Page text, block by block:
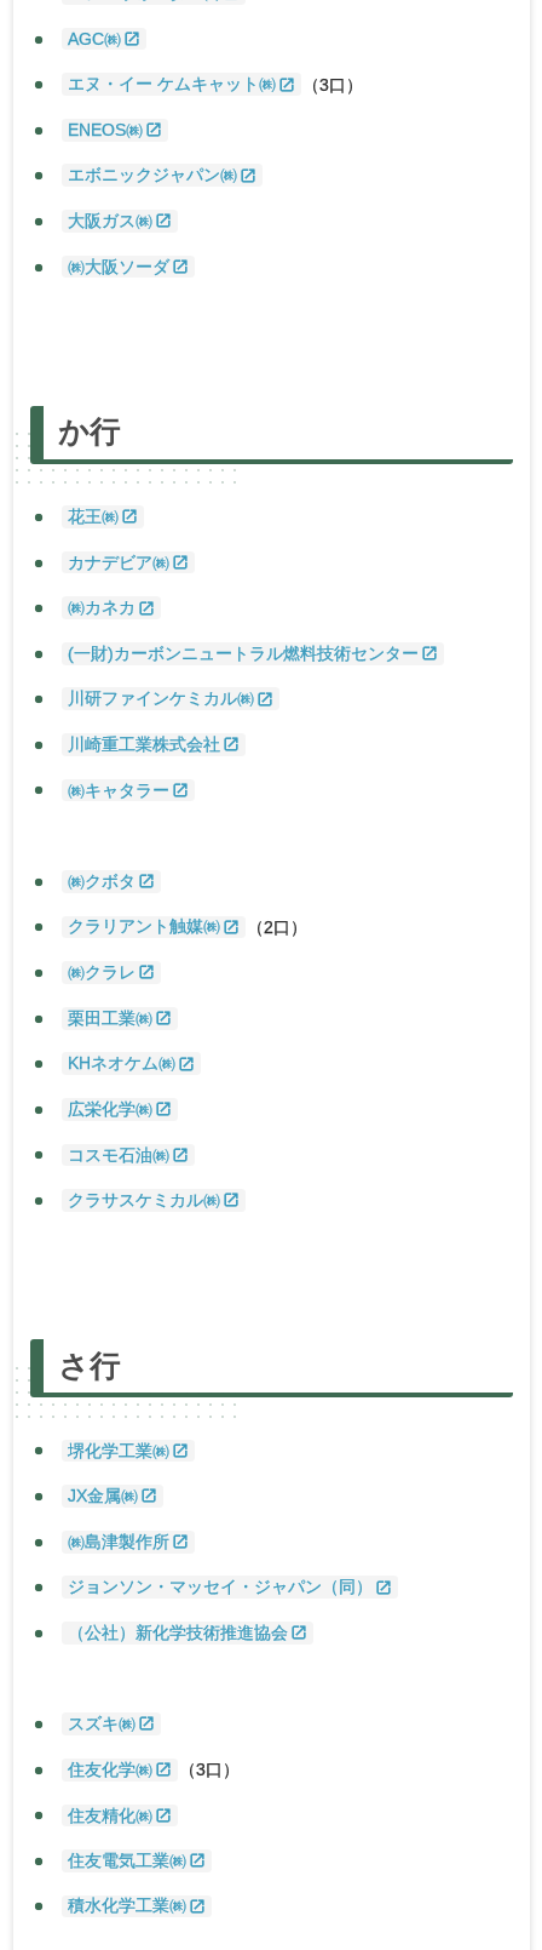
AGC㈱
エヌ・イー ケムキャット㈱ （3口）
ENEOS㈱
エボニックジャパン㈱
大阪ガス㈱
㈱大阪ソーダ
行・ら
か行
花王㈱
カナデビア㈱
㈱カネカ
(一財)カーボンニュートラル燃料技術センター
川研ファインケミカル㈱
川崎重工業株式会社
㈱キャタラー
㈱クボタ
クラリアント触媒㈱ （2口）
㈱クラレ
栗田工業㈱
KHネオケム㈱
広栄化学㈱
コスモ石油㈱
クラサスケミカル㈱
行・ら行・わ
さ行
堺化学工業㈱
JX金属㈱
㈱島津製作所
ジョンソン・マッセイ・ジャパン（同）
（公社）新化学技術推進協会
スズキ㈱
住友化学㈱ （3口）
住友精化㈱
住友電気工業㈱
積水化学工業㈱